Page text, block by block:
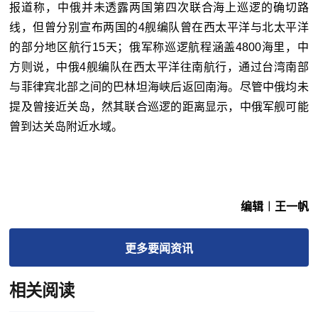
报道称，中俄并未透露两国第四次联合海上巡逻的确切路
线，但曾分别宣布两国的4舰编队曾在西太平洋与北太平洋
的部分地区航行15天；俄军称巡逻航程涵盖4800海里，中
方则说，中俄4舰编队在西太平洋往南航行，通过台湾南部
与菲律宾北部之间的巴林坦海峡后返回南海。尽管中俄均未
提及曾接近关岛，然其联合巡逻的距离显示，中俄军舰可能
曾到达关岛附近水域。
编辑︱王一帆
更多要闻资讯
相关阅读